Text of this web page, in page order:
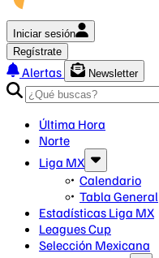
Iniciar sesión
Regístrate
Alertas
Newsletter
Última Hora
Norte
Liga MX
Calendario
Tabla General
Estadísticas Liga MX
Leagues Cup
Selección Mexicana